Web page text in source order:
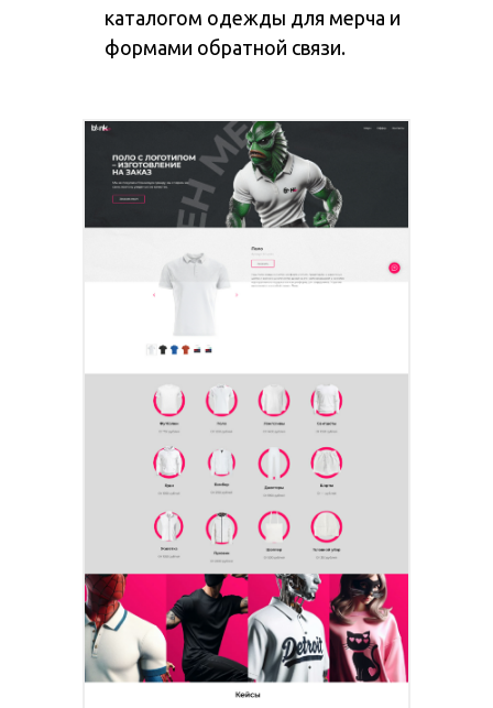
каталогом одежды для мерча и
формами обратной связи.